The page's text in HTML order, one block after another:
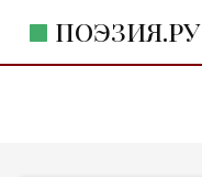
ПОЭЗИЯ.РУ